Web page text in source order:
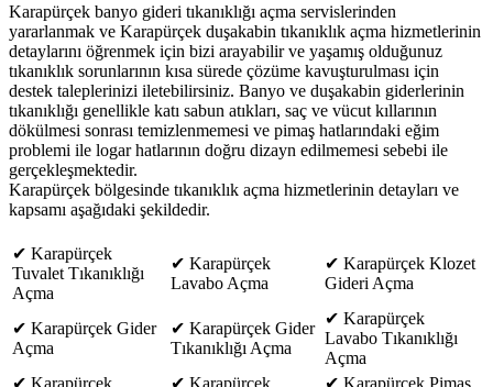
Karapürçek banyo gideri tıkanıklığı açma servislerinden
yararlanmak ve Karapürçek duşakabin tıkanıklık açma hizmetlerinin
detaylarını öğrenmek için bizi arayabilir ve yaşamış olduğunuz
tıkanıklık sorunlarının kısa sürede çözüme kavuşturulması için
destek taleplerinizi iletebilirsiniz. Banyo ve duşakabin giderlerinin
tıkanıklığı genellikle katı sabun atıkları, saç ve vücut kıllarının
dökülmesi sonrası temizlenmemesi ve pimaş hatlarındaki eğim
problemi ile logar hatlarının doğru dizayn edilmemesi sebebi ile
gerçekleşmektedir.
Karapürçek bölgesinde tıkanıklık açma hizmetlerinin detayları ve
kapsamı aşağıdaki şekildedir.
✔ Karapürçek
Tuvalet Tıkanıklığı
Açma
✔ Karapürçek
Lavabo Açma
✔ Karapürçek Klozet
Gideri Açma
✔ Karapürçek Gider
Açma
✔ Karapürçek Gider
Tıkanıklığı Açma
✔ Karapürçek
Lavabo Tıkanıklığı
Açma
✔ Karapürçek
✔ Karapürçek
✔ Karapürçek Pimaş